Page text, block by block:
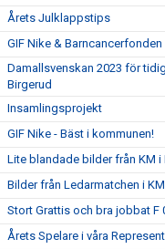
Årets Julklappstips
GIF Nike & Barncancerfonden
Damallsvenskan 2023 för
Birgerud
Insamlingsprojekt
GIF Nike - Bäst i kommunen!
Lite blandade bilder från KM i
Bilder från Ledarmatchen i
Stort Grattis och bra jobbat F
Årets Spelare i våra